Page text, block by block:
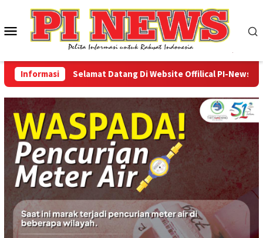
konten
Menu
Mobile
InformasiSelamat Datang Di Website Offilical PI-News